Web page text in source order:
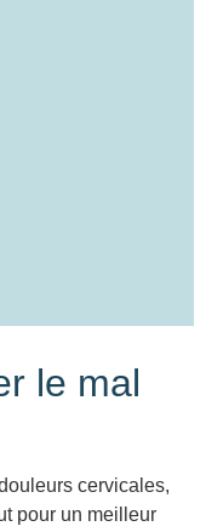
le mal
cervicales,
pour un meilleur